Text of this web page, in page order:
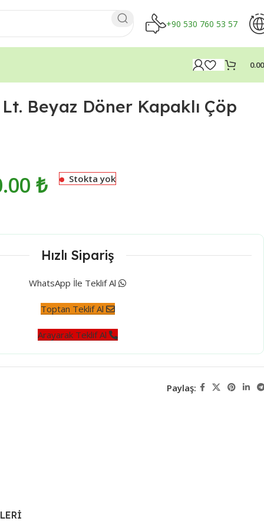
+90 530 760 53 57
Beyaz Döner Kapaklı Çöp
₺ Stokta yok
Hızlı Sipariş
WhatsApp İle Teklif Al
Toptan Teklif Al
Arayarak Teklif Al
Paylaş: